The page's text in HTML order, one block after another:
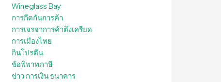
Wineglass Bay
การกีดกันการค้า
การเจรจาการค้าตึงเครียด
การเมืองไทย
กินโปรตีน
ข้อพิพาทภาษี
ข่าว การเงิน ธนาคาร